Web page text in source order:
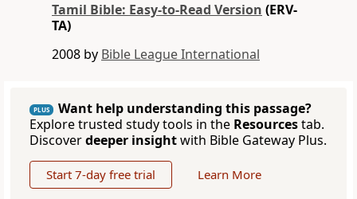
Tamil Bible: Easy-to-Read Version (ERV-
TA)
2008 by Bible League International
PLUS
Want help understanding this passage?
Explore trusted study tools in the Resourcestab.
Discoverdeeper insightwith Bible Gateway Plus.
Start 7-day free trial Learn More